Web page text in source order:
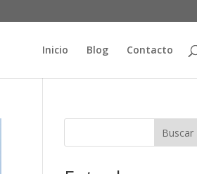
Inicio Blog Contacto
Buscar